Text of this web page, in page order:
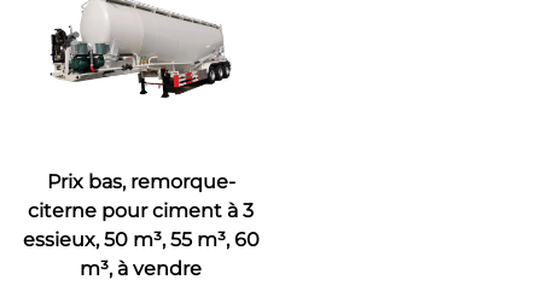
Prix bas, remorque-
citerne pour ciment à 3
essieux, 50 m³, 55 m³, 60
m³, à vendre